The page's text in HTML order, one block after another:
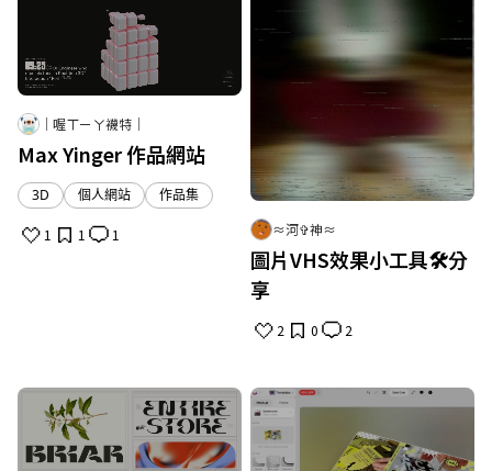
｜喔ㄒㄧㄚ襪特｜
Max Yinger 作品網站
3D 個人網站 作品集
1 1 1 ≈河✞神≈
圖片VHS效果小工具🛠️分
享
2 0 2